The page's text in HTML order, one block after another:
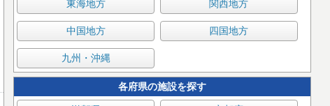
東海地方 関西地方
中国地方 四国地方
九州・沖縄
各府県の施設を探す